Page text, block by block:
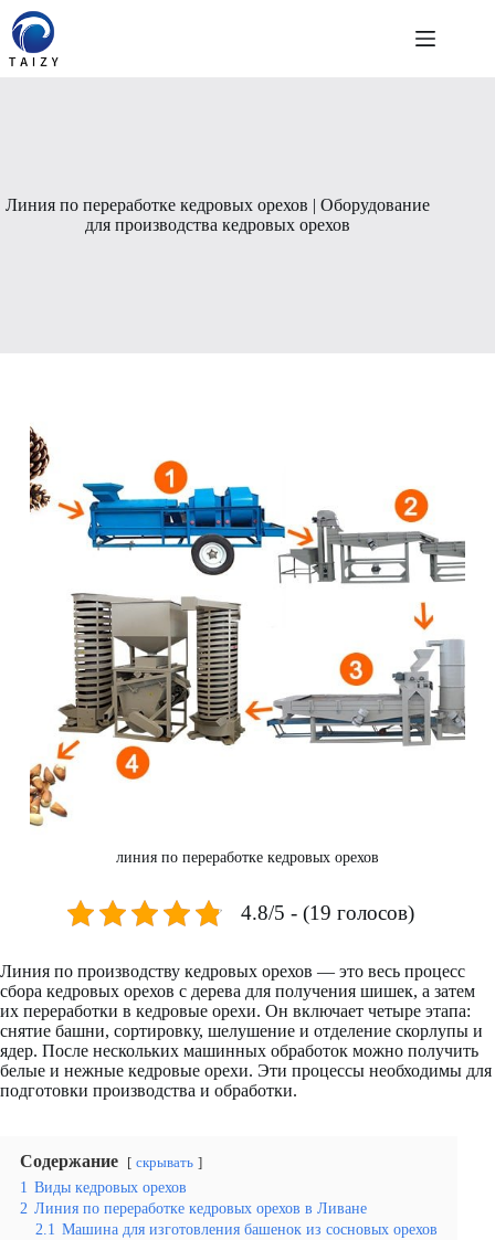
Перейти
сути
Линия по переработке кедровых орехов | Оборудование
для производства кедровых орехов
линия по переработке кедровых орехов
4.8/5 - (19 голосов)
Линия по производству кедровых орехов — это весь процесс
сбора кедровых орехов с дерева для получения шишек, а затем
их переработки в кедровые орехи. Он включает четыре этапа:
снятие башни, сортировку, шелушение и отделение скорлупы и
ядер. После нескольких машинных обработок можно получить
белые и нежные кедровые орехи. Эти процессы необходимы для
подготовки производства и обработки.
Содержание скрывать
1 Виды кедровых орехов
2 Линия по переработке кедровых орехов в Ливане
2.1 Машина для изготовления башенок из сосновых орехов